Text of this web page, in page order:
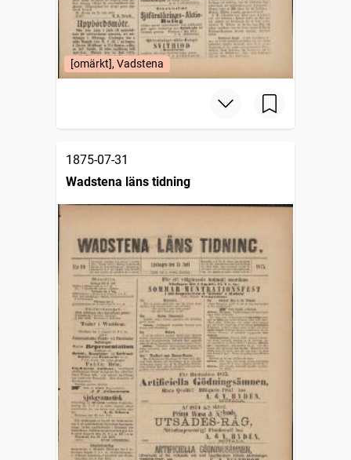
[omärkt], Vadstena
1875-07-31
Wadstena läns tidning